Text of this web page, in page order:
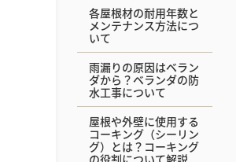
各屋根材の耐用年数と
メンテナンス方法につ
いて
雨漏りの原因はベラン
ダから？ベランダの防
水工事について
屋根や外壁に使用する
コーキング（シーリン
グ）とは？コーキング